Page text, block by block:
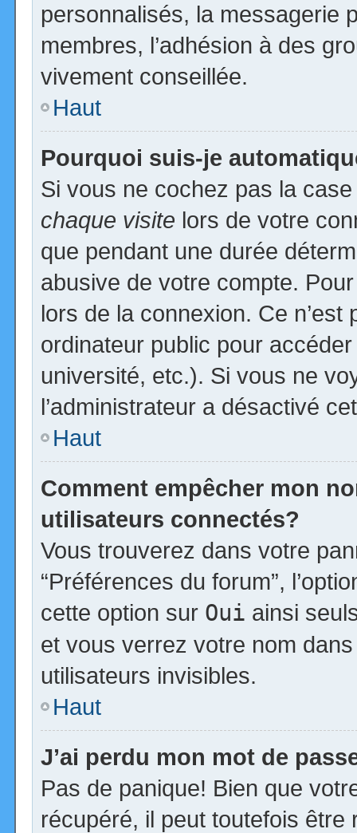
personnalisés, la messagerie
membres, l’adhésion à des
vivement conseillée.
Haut
Pourquoi suis-je
Si vous ne cochez pas la
chaque visite lors de votre
que pendant une durée
abusive de votre compte.
lors de la connexion. Ce
ordinateur public pour
université, etc.). Si vous ne
l’administrateur a désactivé
Haut
Comment empêcher mon
utilisateurs connectés?
Vous trouverez dans votre
“Préférences du forum”,
cette option sur Oui ainsi
et vous verrez votre nom
utilisateurs invisibles.
Haut
J’ai perdu mon mot de
Pas de panique! Bien que
récupéré, il peut toutefois